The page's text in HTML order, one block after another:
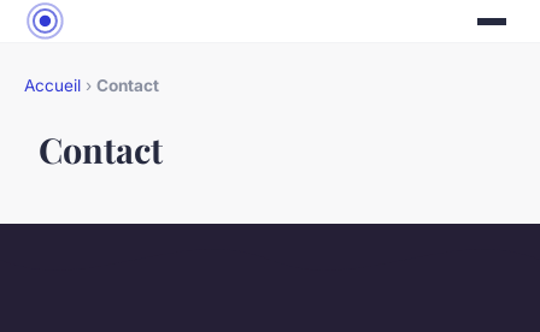
Accueil › Contact
Contact